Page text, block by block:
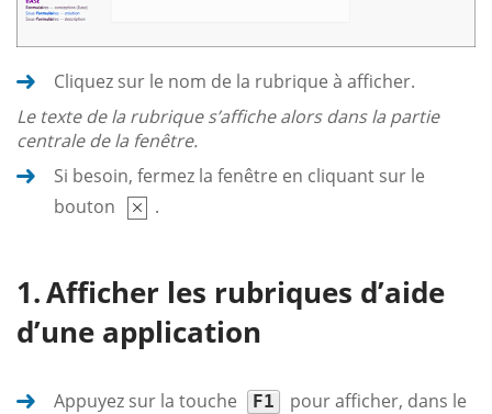
Cliquez sur le nom de la rubrique à afficher.
Le texte de la rubrique s’affiche alors dans la partie
centrale de la fenêtre.
Si besoin, fermez la fenêtre en cliquant sur le
bouton
.
Afficher les rubriques d’aide
d’une application
Appuyez sur la touche F1
pour afficher, dans le